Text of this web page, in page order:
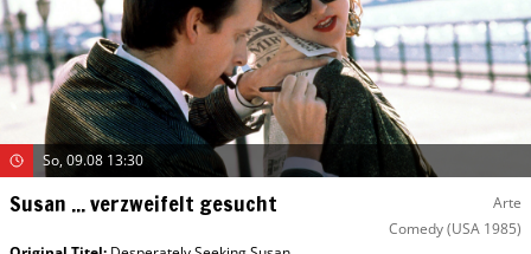
So, 09.08 13:30
Susan ... verzweifelt gesucht
Arte
Comedy(USA 1985)